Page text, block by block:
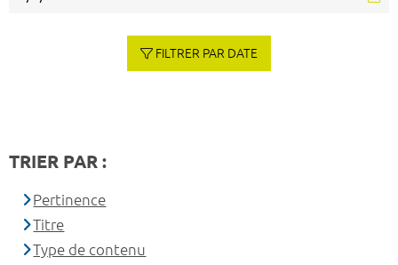
FILTRER PAR DATE
TRIER PAR :
Pertinence
Titre
Type de contenu